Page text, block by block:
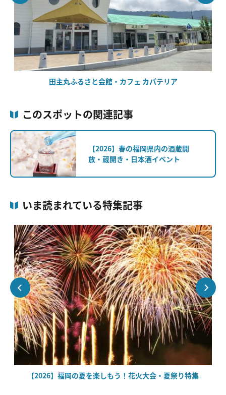
田主丸ふるさと会館・カフェ カパテリア
このスポットの関連記事
【2026】春の福岡県内の酒蔵開
放・蔵開き・日本酒イベント
いま読まれている特集記事
【2026】福岡の夏を楽しもう！花火大会・夏祭り特集